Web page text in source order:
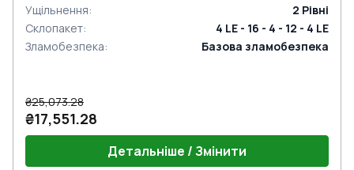
Ущільнення: 2 Рівні
Склопакет:
4 LE - 16 - 4 - 12 - 4 LE
Зламобезпека: Базова зламобезпека
₴25,073.28
₴17,551.28
Детальніше / Змінити